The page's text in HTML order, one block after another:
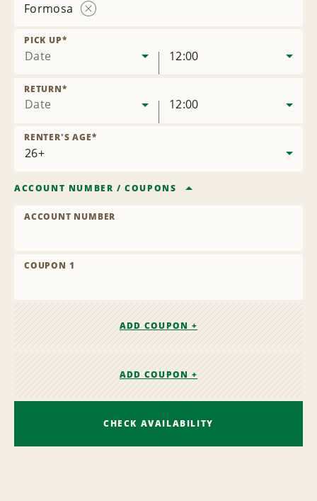
Formosa
Date
PICK UP*
12:00
Date
RETURN*
12:00
RENTER'S AGE*
ACCOUNT NUMBER /COUPONS
ACCOUNT NUMBER
COUPON 1
ADD COUPON +
ADD COUPON +
CHECK AVAILABILITY